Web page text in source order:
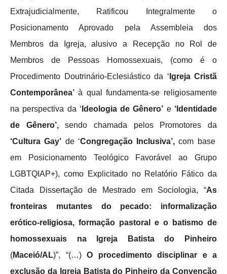
Extrajudicialmente, Ratificou Integralmente o
Posicionamento Aprovado pela Assembleia dos
Membros da Igreja, alusivo a Recepção no Rol de
Membros de Pessoas Homossexuais, (como é o
Procedimento Doutrinário-Eclesiástico da ‘ Igreja Cristã
Contemporânea’ à qual fundamenta-se religiosamente
na perspectiva da ‘ Ideologia de Gênero’ e‘Identidade
de Gênero’,sendo chamada pelos Promotores da
‘Cultura Gay’ de ‘Congregação Inclusiva’, com base
em Posicionamento Teológico Favorável ao Grupo
LGBTQIAP+), como Explicitado no Relatório Fático da
Citada Dissertação de Mestrado em Sociologia, “As
fronteiras mutantes do pecado: informalização
erótico-religiosa, formação pastoral e o batismo de
homossexuais na Igreja Batista do Pinheiro
(Maceió/AL)”, “(…) O procedimento disciplinar e a
exclusão da Igreja Batista do Pinheiro da Convenção